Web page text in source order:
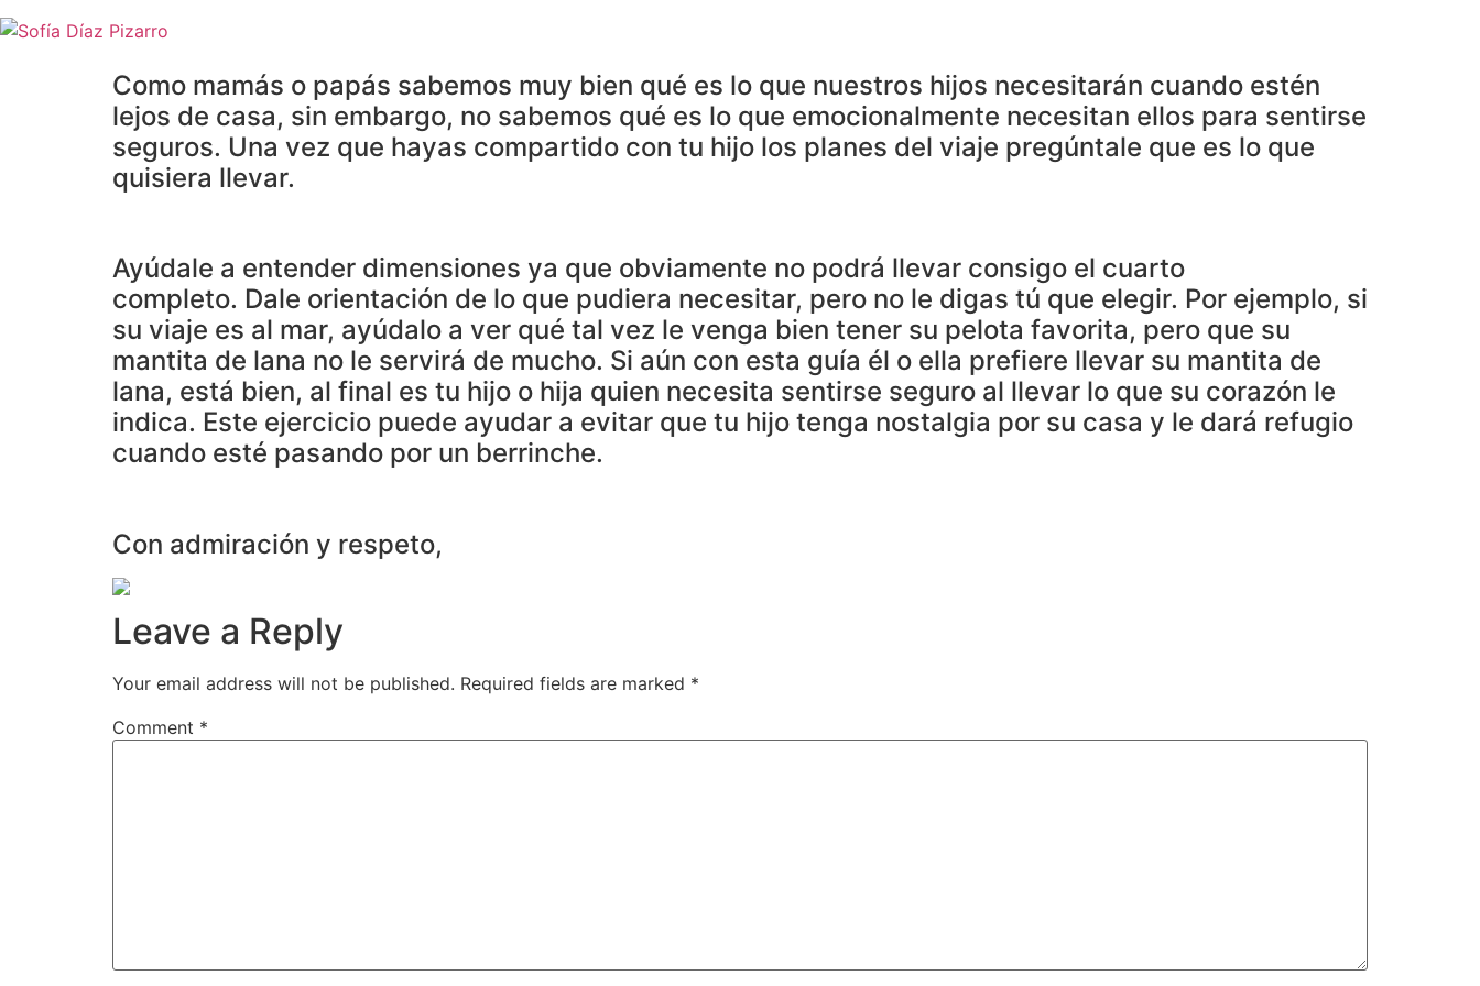
Skip
to
Como mamás o papás sabemos muy bien qué es lo que nuestros hijos necesitarán cuando estén
lejos de casa, sin embargo, no sabemos qué es lo que emocionalmente necesitan ellos para sentirse
seguros. Una vez que hayas compartido con tu hijo los planes del viaje pregúntale que es lo que
quisiera llevar.
Ayúdale a entender dimensiones ya que obviamente no podrá llevar consigo el cuarto
completo. Dale orientación de lo que pudiera necesitar, pero no le digas tú que elegir. Por ejemplo, si
su viaje es al mar, ayúdalo a ver qué tal vez le venga bien tener su pelota favorita, pero que su
mantita de lana no le servirá de mucho. Si aún con esta guía él o ella prefiere llevar su mantita de
lana, está bien, al final es tu hijo o hija quien necesita sentirse seguro al llevar lo que su corazón le
indica. Este ejercicio puede ayudar a evitar que tu hijo tenga nostalgia por su casa y le dará refugio
cuando esté pasando por un berrinche.
Con admiración y respeto,
Leave a Reply
Your email address will not be published. Required fields are marked *
Comment *